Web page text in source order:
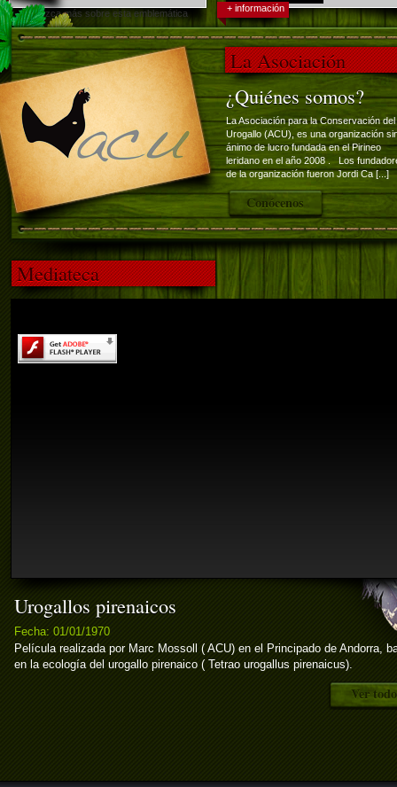
Conozca más sobre esta emblemática
ave.
+ información
La Asociación
¿Quiénes somos?
La Asociación para la Conservación del
Urogallo (ACU), es una organización
ánimo de lucro fundada en el Pirineo
leridano en el año 2008 . Los
de la organización fueron Jordi Ca [...]
Conócenos
Mediateca
Urogallos pirenaicos
Fecha: 01/01/1970
Película realizada por Marc Mossoll ( ACU) en el Principado de Andorra,
en la ecología del urogallo pirenaico ( Tetrao urogallus pirenaicus).
Ver